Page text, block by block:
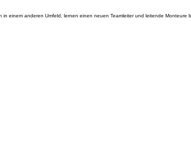
einem anderen Umfeld, lernen einen neuen Teamleiter und leitende Monteure